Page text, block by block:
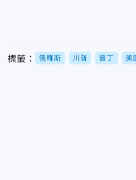
標籤： 俄羅斯 川普 普丁 美